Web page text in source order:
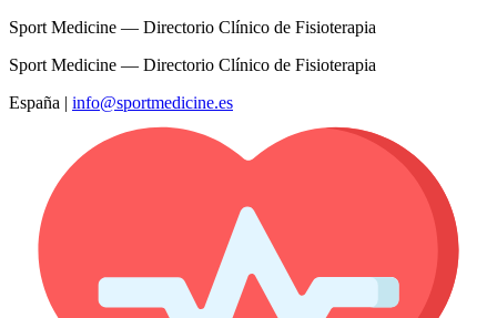
Sport Medicine — Directorio Clínico de Fisioterapia
Sport Medicine — Directorio Clínico de Fisioterapia
España | info@sportmedicine.es